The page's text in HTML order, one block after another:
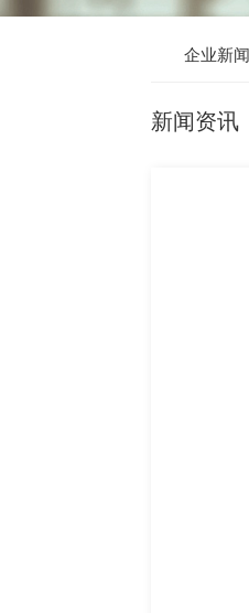
企业新闻
新闻资讯